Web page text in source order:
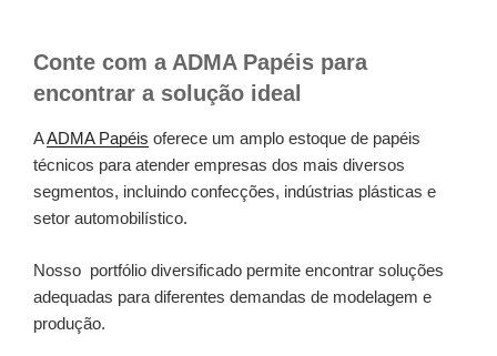
Conte com a ADMA Papéis para
encontrar a solução ideal
AADMA Papéis oferece um amplo estoque de papéis
técnicos para atender empresas dos mais diversos
segmentos, incluindo confecções, indústrias plásticas e
setor automobilístico.
Nosso portfólio diversificado permite encontrar soluções
adequadas para diferentes demandas de modelagem e
produção.